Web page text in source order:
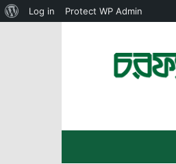
About
Log in Protect WP Admin